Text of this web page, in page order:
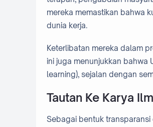
mereka memastikan bahwa
dunia kerja.
Keterlibatan mereka dalam
ini juga menunjukkan bahwa
learning), sejalan dengan
Tautan Ke Karya
Sebagai bentuk